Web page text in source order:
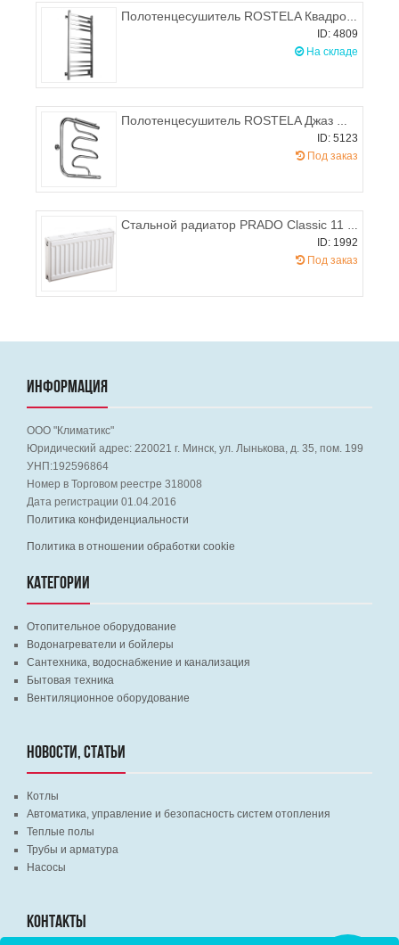
Полотенцесушитель ROSTELA Квадро V 30 (подв. 1/2") 500х1000/10 мм
ID: 4809
На складе
Полотенцесушитель ROSTELA Джаз W Ду-32 600х500 мм
ID: 5123
Под заказ
Стальной радиатор PRADO Classic 11 300х2600 (боковое подключение), 1790-2117 Вт
ID: 1992
Под заказ
ИНФОРМАЦИЯ
ООО "Климатикс"
Юридический адрес: 220021 г. Минск, ул. Лынькова, д. 35, пом. 199
УНП:192596864
Номер в Торговом реестре 318008
Дата регистрации 01.04.2016
Политика конфиденциальности
Политика в отношении обработки cookie
КАТЕГОРИИ
Отопительное оборудование
Водонагреватели и бойлеры
Сантехника, водоснабжение и канализация
Бытовая техника
Вентиляционное оборудование
НОВОСТИ, СТАТЬИ
Котлы
Автоматика, управление и безопасность систем отопления
Теплые полы
Трубы и арматура
Насосы
КОНТАКТЫ